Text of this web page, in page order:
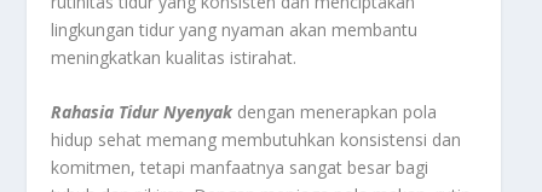
lingkungan tidur yang nyaman akan membantu
meningkatkan kualitas istirahat.
Rahasia Tidur Nyenyakdengan menerapkan pola
hidup sehat memang membutuhkan konsistensi dan
komitmen, tetapi manfaatnya sangat besar bagi